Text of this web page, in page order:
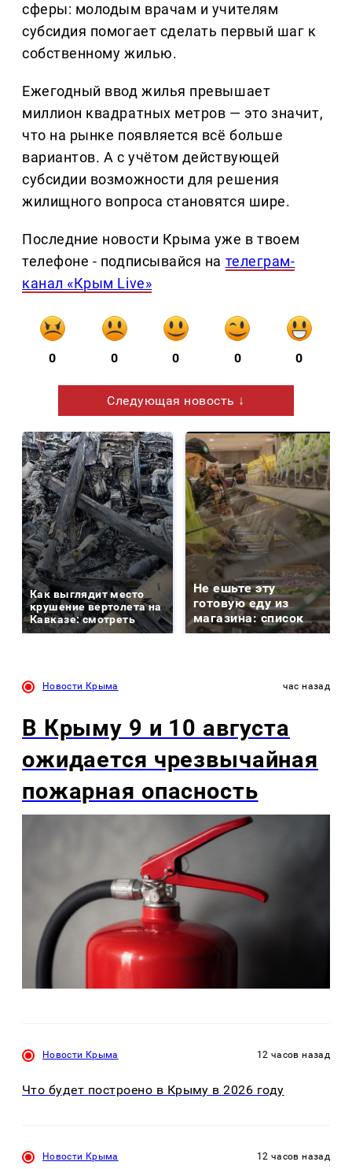
сферы: молодым врачам и учителям
субсидия помогает сделать первый шаг к
собственному жилью.
Ежегодный ввод жилья превышает
миллион квадратных метров — это значит,
что на рынке появляется всё больше
вариантов. А с учётом действующей
субсидии возможности для решения
жилищного вопроса становятся шире.
Последние новости Крыма уже в твоем
телефоне - подписывайся на телеграм-
канал «Крым Live»
0 0 0 0 0
Следующая новость ↓
Как выглядит место
крушение вертолета на
Кавказе: смотреть
Не ешьте эту
готовую еду из
магазина: список
Новости Крыма час назад
В Крыму 9 и 10 августа
ожидается чрезвычайная
пожарная опасность
Новости Крыма 12 часов назад
Что будет построено в Крыму в 2026 году
Новости Крыма 12 часов назад